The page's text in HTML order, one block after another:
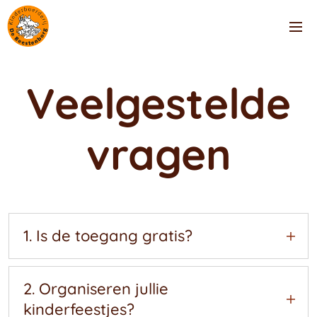
Veelgestelde
vragen
1. Is de toegang gratis?
Ja. Zowel de speeltuin als de boerderij zijn
tijdens openingstijden gratis te bezoeken. In het
theehuis worden tegen lage prijs diverse
2. Organiseren jullie
kinderfeestjes?